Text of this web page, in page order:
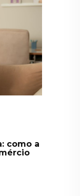
como a